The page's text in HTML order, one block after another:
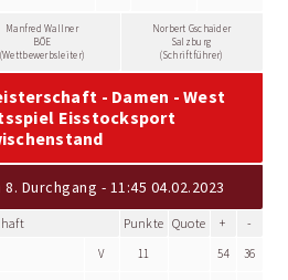
Manfred Wallner
BÖE
(Wettbewerbsleiter)
Norbert Gschaider
Salzburg
(Schriftführer)
- Damen - West
Eisstocksport
Durchgang - 11:45 04.02.2023
Punkte Quote + -
V 11 54 36